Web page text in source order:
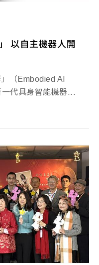
以自主機器人開
（Embodied AI
代具身智能機器...